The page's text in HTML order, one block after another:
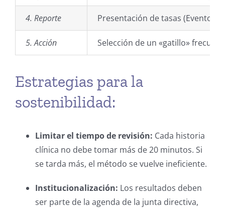
4. Reporte Presentación de tasas (Eventos
5. Acción Selección de un «gatillo»
Estrategias para la
sostenibilidad:
Limitar el tiempo de revisión: Cada historia
clínica no debe tomar más de 20 minutos. Si
se tarda más, el método se vuelve ineficiente.
Institucionalización: Los resultados deben
ser parte de la agenda de la junta directiva,